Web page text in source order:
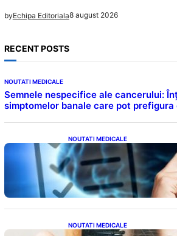
byEchipa Editoriala8 august 2026
RECENT POSTS
NOUTATI MEDICALE
Semnele nespecifice ale cancerului:
simptomelor banale care pot prefigura
NOUTATI MEDICALE
Inteligența dincolo de
ridicat care nu țin de
NOUTATI MEDICALE